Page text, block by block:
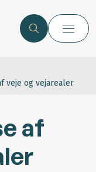
veje og vejarealer
af